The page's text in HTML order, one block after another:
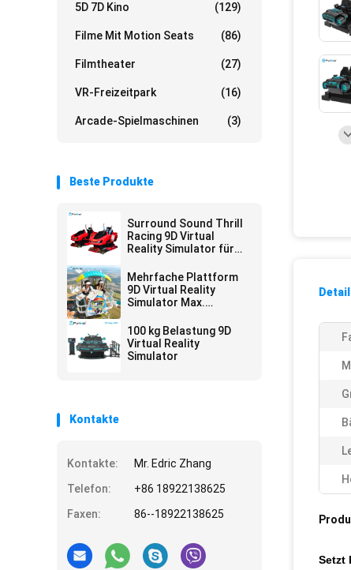
5D 7D Kino (129)
Filme Mit Motion Seats (86)
Filmtheater (27)
VR-Freizeitpark (16)
Arcade-Spielmaschinen (3)
Beste Produkte
Surround Sound Thrill
Racing 9D Virtual
Reality Simulator für
Mehrfache Plattform
9D Virtual Reality
Simulator Max.
100 kg Belastung 9D
Virtual Reality
Simulator
Kontakte
Kontakte:
Mr. Edric Zhang
Telefon:
+86 18922138625
Faxen:
86--18922138625
Setzt